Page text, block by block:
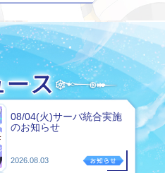
08/04(火)サーバ統合実施
のお知らせ
2026.08.03